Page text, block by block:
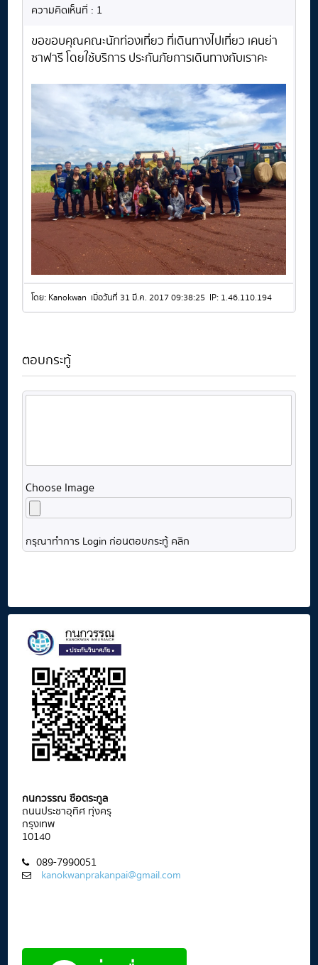
ความคิดเห็นที่ : 1
ขอขอบคุณคณะนักท่องเที่ยว ที่เดินทางไปเที่ยว เคนย่า
ซาฟารี โดยใช้บริการ ประกันภัยการเดินทางกับเราคะ
โดย: Kanokwan เมื่อวันที่ 31 มี.ค. 2017 09:38:25 IP: 1.46.110.194
ตอบกระทู้
Choose Image
กรุณาทำการ Login ก่อนตอบกระทู้ คลิก
กนกวรรณ ซือตระกูล
ถนนประชาอุทิศ ทุ่งครุ
กรุงเทพ
10140
089-7990051
kanokwanprakanpai@gmail.com